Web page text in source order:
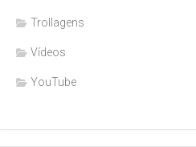
Trollagens
Vídeos
YouTube